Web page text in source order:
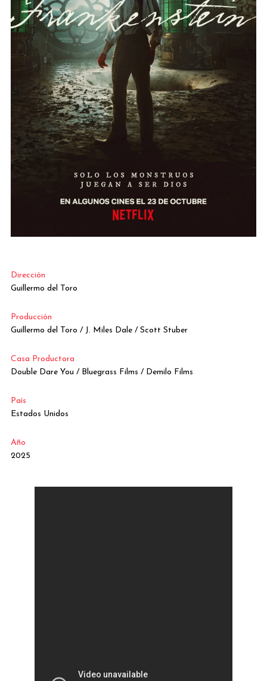
Dirección
Guillermo del Toro
Producción
Guillermo del Toro / J. Miles Dale / Scott Stuber
Casa Productora
Double Dare You / Bluegrass Films / Demilo Films
País
Estados Unidos
Año
2025